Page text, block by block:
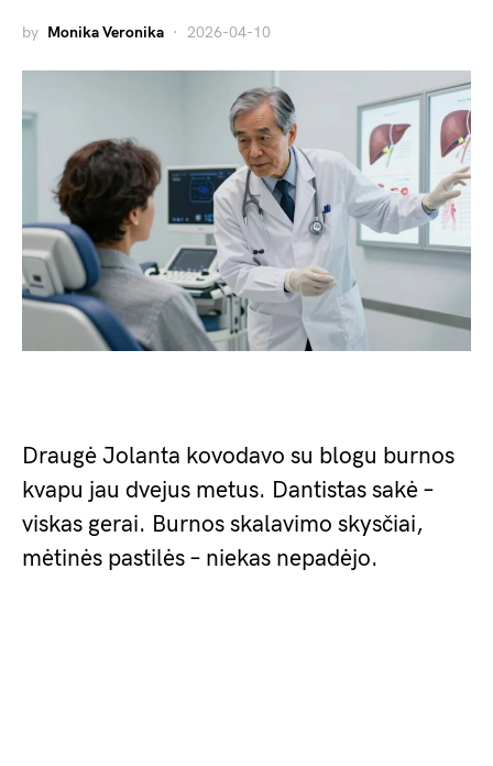
by Monika Veronika 2026-04-10
Draugė Jolanta kovodavo su blogu burnos
kvapu jau dvejus metus. Dantistas sakė –
viskas gerai. Burnos skalavimo skysčiai,
mėtinės pastilės – niekas nepadėjo.